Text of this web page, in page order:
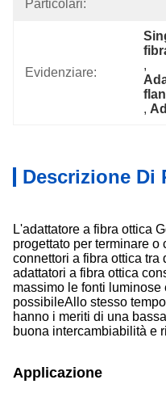
Particolari:
Evidenziare:
,
,
Descrizione Di
L'adattatore a fibra ottica
progettato per terminare
connettori a fibra ottica tra
adattatori a fibra ottica
massimo le fonti
possibileAllo stesso
hanno i meriti di una
buona intercambiabilità e
Applicazione